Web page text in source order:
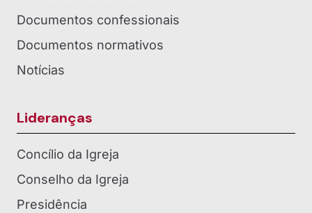
Documentos confessionais
Documentos normativos
Notícias
Lideranças
Concílio da Igreja
Conselho da Igreja
Presidência